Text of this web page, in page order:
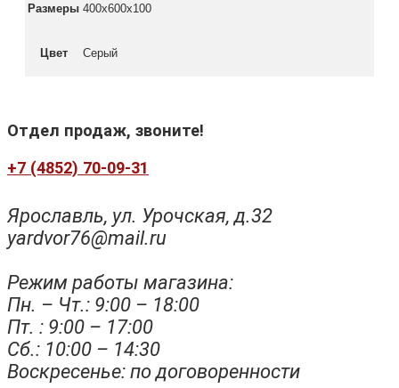
Размеры 400x600x100
Цвет Серый
Отдел продаж, звоните!
+7 (4852) 70-09-31
Ярославль, ул. Урочская, д.32
yardvor76@mail.ru
Режим работы магазина:
Пн. – Чт.: 9:00 – 18:00
Пт. : 9:00 – 17:00
Сб.: 10:00 – 14:30
Воскресенье: по договоренности